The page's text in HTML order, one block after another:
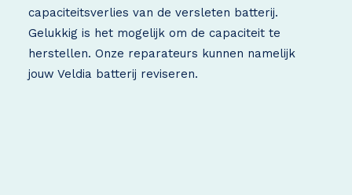
capaciteitsverlies van de versleten batterij.
Gelukkig is het mogelijk om de capaciteit te
herstellen. Onze reparateurs kunnen namelijk
jouw Veldia batterij reviseren.